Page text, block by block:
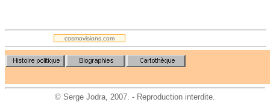
.
cosmovisions.com
© Serge Jodra, 2007. - Reproduction interdite.